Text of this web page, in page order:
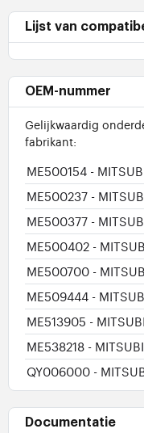
Lijst van
OEM-nummer
Gelijkwaardig
fabrikant:
ME500154 -
ME500237 -
ME500377 -
ME500402 -
ME500700 -
ME509444 -
ME513905 -
ME538218 -
QY006000 -
Documentatie